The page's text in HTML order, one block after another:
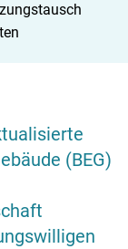
(BEG)